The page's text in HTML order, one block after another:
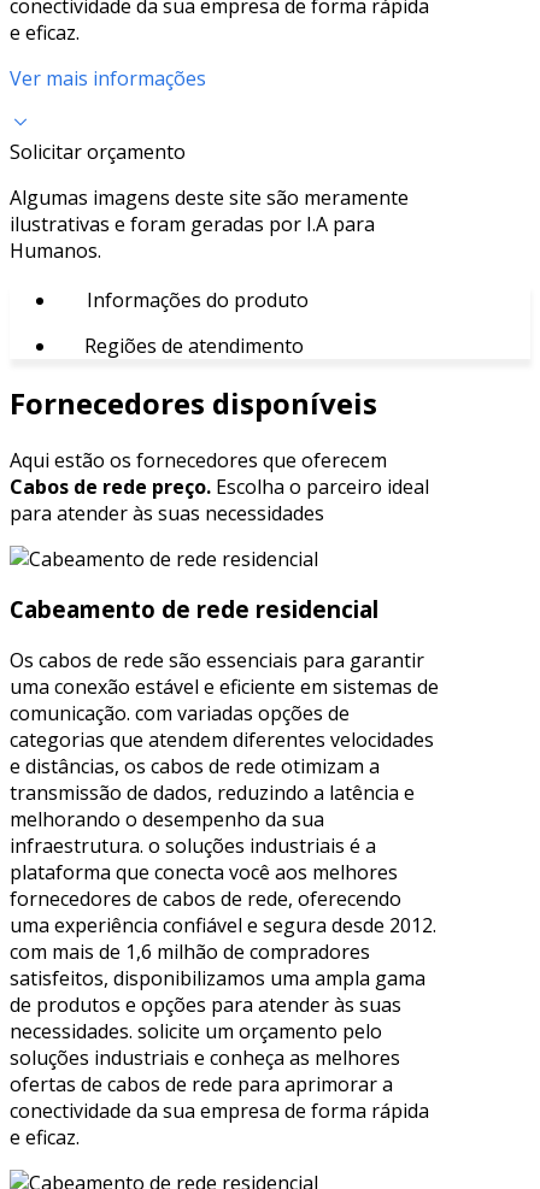
conectividade da sua empresa de forma rápida
e eficaz.
Ver mais informações
Solicitar orçamento
Algumas imagens deste site são meramente
ilustrativas e foram geradas por I.A para
Humanos.
Informações do produto
Regiões de atendimento
Fornecedores disponíveis
Aqui estão os fornecedores que oferecem
Cabos de rede preço. Escolha o parceiro ideal
para atender às suas necessidades
Cabeamento de rede residencial
Os cabos de rede são essenciais para garantir
uma conexão estável e eficiente em sistemas de
comunicação. com variadas opções de
categorias que atendem diferentes velocidades
e distâncias, os cabos de rede otimizam a
transmissão de dados, reduzindo a latência e
melhorando o desempenho da sua
infraestrutura. o soluções industriais é a
plataforma que conecta você aos melhores
fornecedores de cabos de rede, oferecendo
uma experiência confiável e segura desde 2012.
com mais de 1,6 milhão de compradores
satisfeitos, disponibilizamos uma ampla gama
de produtos e opções para atender às suas
necessidades. solicite um orçamento pelo
soluções industriais e conheça as melhores
ofertas de cabos de rede para aprimorar a
conectividade da sua empresa de forma rápida
e eficaz.